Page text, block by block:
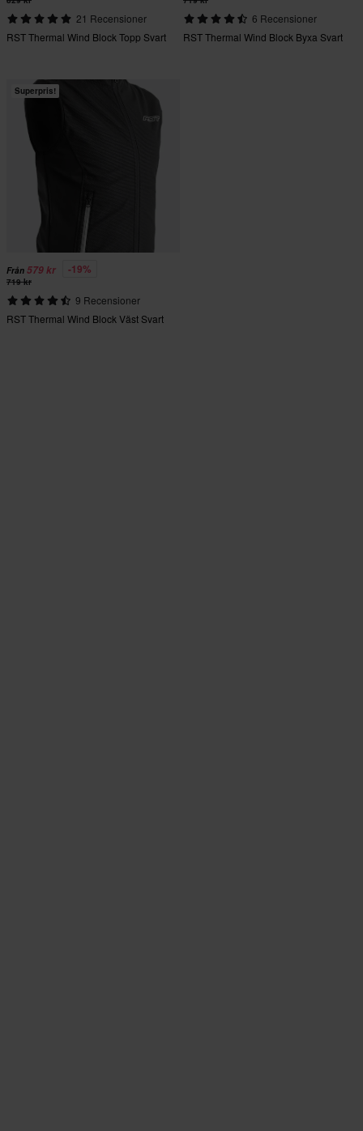
21 Recensioner
RST Thermal Wind Block Topp Svart
6 Recensioner
RST Thermal Wind Block Byxa Svart
Superpris!
Från 579 kr -19%
719 kr
9 Recensioner
RST Thermal Wind Block Väst Svart